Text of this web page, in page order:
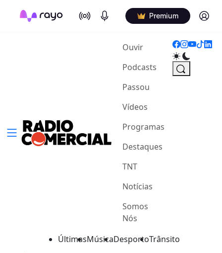
On Air Podcasts Premium Log in
Ouvir(current)
Podcasts
Passou
Vídeos
Programas
Destaques
TNT
Notícias
Somos
Nós
ÚltimasMúsicaDesportoTrânsito